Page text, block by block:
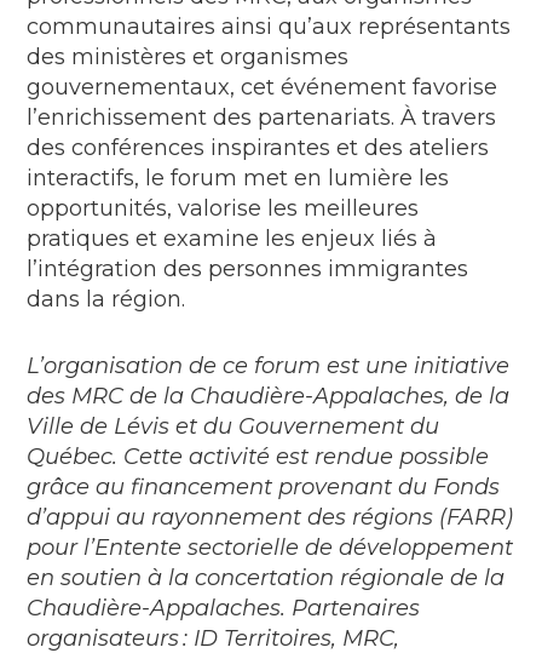
communautaires ainsi qu’aux représentants
des ministères et organismes
gouvernementaux, cet événement favorise
l’enrichissement des partenariats. À travers
des conférences inspirantes et des ateliers
interactifs, le forum met en lumière les
opportunités, valorise les meilleures
pratiques et examine les enjeux liés à
l’intégration des personnes immigrantes
dans la région.
L’organisation de ce forum est une initiative
des MRC de la Chaudière-Appalaches, de la
Ville de Lévis et du Gouvernement du
Québec. Cette activité est rendue possible
grâce au financement provenant du Fonds
d’appui au rayonnement des régions (FARR)
pour l’Entente sectorielle de développement
en soutien à la concertation régionale de la
Chaudière-Appalaches. Partenaires
organisateurs : ID Territoires, MRC,